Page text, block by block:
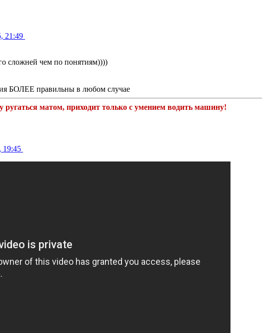
21:49
сложней чем по понятиям))))
БОЛЕЕ правильны в любом случае
ругаться матом, приходит только с умением водить машину!
19:45